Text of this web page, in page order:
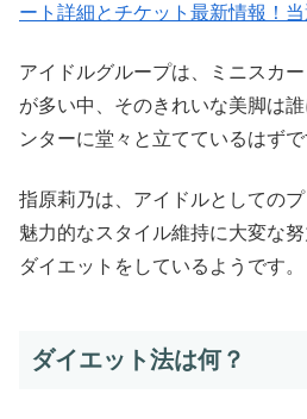
ート詳細とチケット最新情報！
アイドルグループは、ミニスカ
が多い中、そのきれいな美脚は
ンターに堂々と立てているはずで
指原莉乃は、アイドルとしての
魅力的なスタイル維持に大変な
ダイエットをしているようです。
ダイエット法は何？